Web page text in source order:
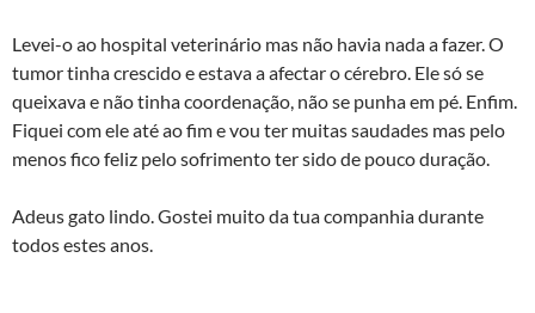
Levei-o ao hospital veterinário mas não havia nada a fazer. O
tumor tinha crescido e estava a afectar o cérebro. Ele só se
queixava e não tinha coordenação, não se punha em pé. Enfim.
Fiquei com ele até ao fim e vou ter muitas saudades mas pelo
menos fico feliz pelo sofrimento ter sido de pouco duração.
Adeus gato lindo. Gostei muito da tua companhia durante
todos estes anos.